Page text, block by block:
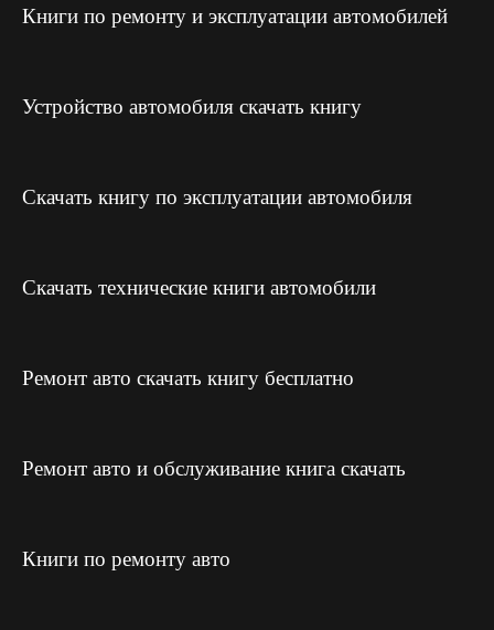
Книги по ремонту и эксплуатации автомобилей
Устройство автомобиля скачать книгу
Скачать книгу по эксплуатации автомобиля
Скачать технические книги автомобили
Ремонт авто скачать книгу бесплатно
Ремонт авто и обслуживание книга скачать
Книги по ремонту авто